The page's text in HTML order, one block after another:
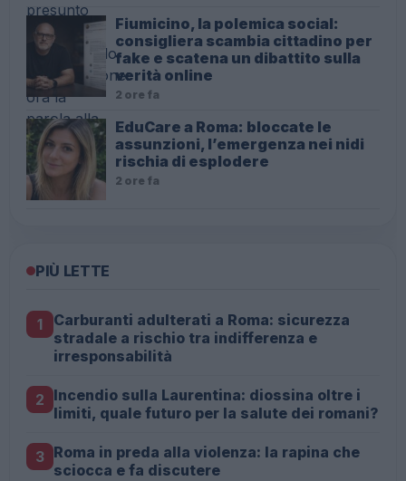
Fiumicino, la polemica social:
consigliera scambia cittadino per
fake e scatena un dibattito sulla
verità online
2 ore fa
EduCare a Roma: bloccate le
assunzioni, l’emergenza nei nidi
rischia di esplodere
2 ore fa
PIÙ LETTE
1
Carburanti adulterati a Roma: sicurezza
stradale a rischio tra indifferenza e
irresponsabilità
2 Incendio sulla Laurentina: diossina oltre i
limiti, quale futuro per la salute dei romani?
3 Roma in preda alla violenza: la rapina che
sciocca e fa discutere